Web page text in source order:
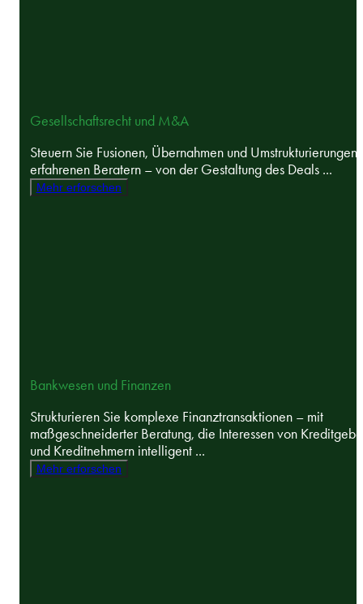
Gesellschaftsrecht und M&A
Steuern Sie Fusionen, Übernahmen und Umstrukturierungen
erfahrenen Beratern – von der Gestaltung des Deals ...
Mehr erforschen
Bankwesen und Finanzen
Strukturieren Sie komplexe Finanztransaktionen – mit
maßgeschneiderter Beratung, die Interessen von
und Kreditnehmern intelligent ...
Mehr erforschen